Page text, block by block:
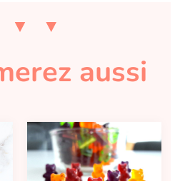
aussi